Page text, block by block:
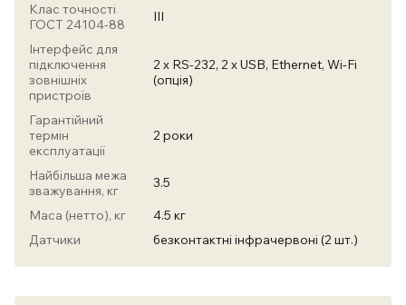
Клас точності
ГОСТ 24104-88
III
Інтерфейс для
підключення
зовнішніх
пристроїв
2 х RS-232, 2 х USB, Ethernet, Wi-Fi
(опція)
Гарантійний
термін
експлуатації
2 роки
Найбільша межа
зважування, кг
3.5
Маса (нетто), кг
4.5 кг
Датчики
безконтактні інфрачервоні (2 шт.)